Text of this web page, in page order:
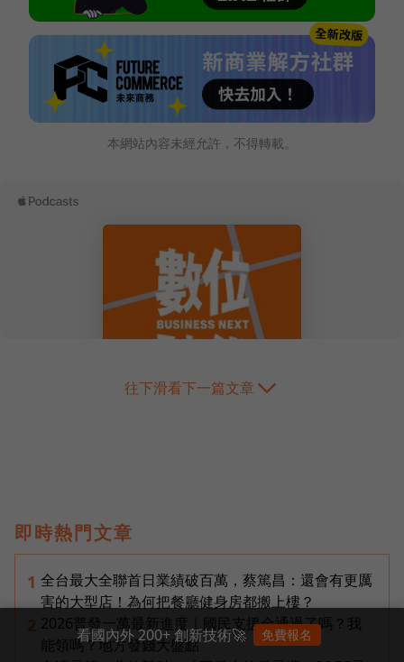
本網站內容未經允許，不得轉載。
往下滑看下一篇文章
即時熱門文章
1 全台最大全聯首日業績破百萬，蔡篤昌：還會有更厲
害的大型店！為何把餐廳健身房都搬上樓？
2026普發一萬最新進度｜國民支援金通過了嗎？我
能領嗎？地方發錢大盤點
看國內外 200+ 創新技術🚀 免費報名